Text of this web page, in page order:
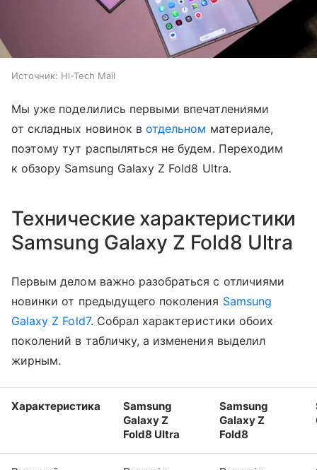
Источник: Hi-Tech Mail
Мы уже поделились первыми впечатлениями
от складных новинок вотдельном материале,
поэтому тут распыляться не будем. Переходим
к обзору Samsung Galaxy Z Fold8 Ultra.
Технические характеристики
Samsung Galaxy Z Fold8 Ultra
Первым делом важно разобраться с отличиями
новинки от предыдущего поколения Samsung
Galaxy Z Fold7. Собрал характеристики обоих
поколений в табличку, а изменения выделил
жирным.
Характеристика
Samsung
Galaxy Z
Fold8 Ultra
Samsung
Galaxy Z
Fold8